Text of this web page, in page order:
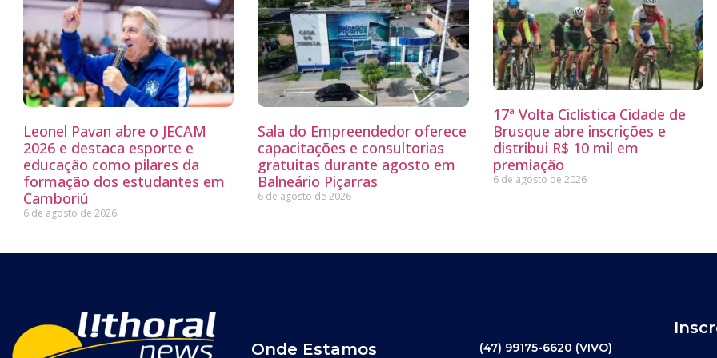
Leonel Pavan abre o JECAM
2026 e destaca esporte e
educação como pilares da
formação dos estudantes em
Camboriú
6 de agosto de 2026
Sala do Empreendedor oferece
capacitações e consultorias
gratuitas durante agosto em
Balneário Piçarras
6 de agosto de 2026
17ª Volta Ciclística Cidade de
Brusque abre inscrições e
distribui R$ 10 mil em
premiação
6 de agosto de 2026
Onde Estamos (47) 99175-6620 (VIVO)